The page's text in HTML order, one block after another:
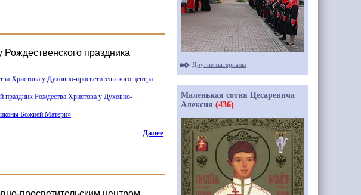
праздника
Христова у Духовно-просветительского центра
праздник Рождества Христова у Духовно-
Божией Матери»
Далее
Другие материалы
Маленькая сотня Цесаревича
Алексия (436)